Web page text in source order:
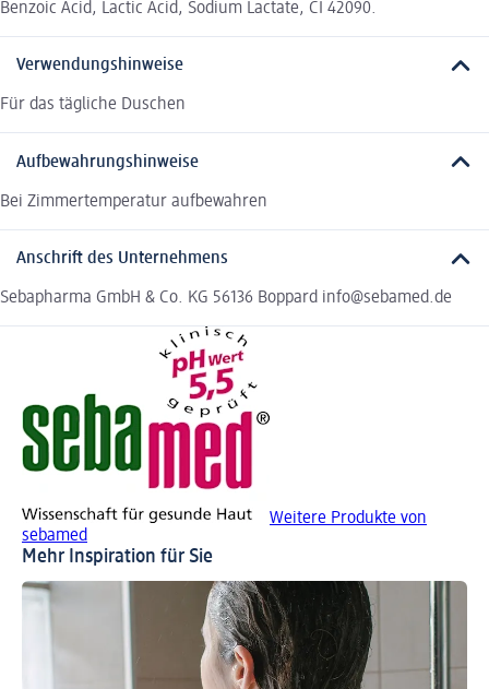
Benzoic Acid, Lactic Acid, Sodium Lactate, CI 42090.
Verwendungshinweise
Für das tägliche Duschen
Aufbewahrungshinweise
Bei Zimmertemperatur aufbewahren
Anschrift des Unternehmens
Sebapharma GmbH & Co. KG 56136 Boppard info@sebamed.de
Weitere Produkte von
sebamed
Mehr Inspiration für Sie